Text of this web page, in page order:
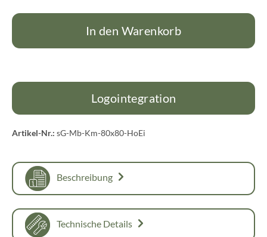
In den Warenkorb
Logointegration
Artikel-Nr.: sG-Mb-Km-80x80-HoEi
Beschreibung
Technische Details